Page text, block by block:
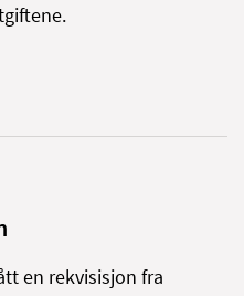
en rekvisisjon fra